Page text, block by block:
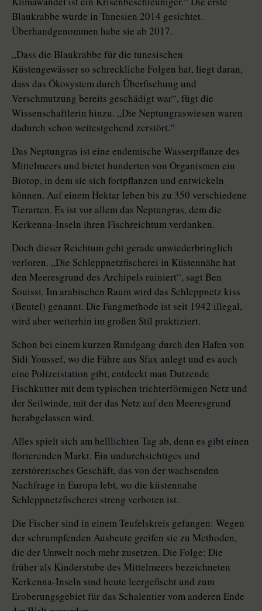
Blaukrabbe wurde in Tunesien 2014 gesichtet.
Überhandgenommen habe sie ab 2017.
„Dass die Blaukrabbe für die tunesischen
Küstengewässer so schreckliche Folgen hat, liegt daran,
dass das Ökosystem durch Überfischung und
Verschmutzung bereits geschädigt war“, fügt die
Wissenschaftlerin hinzu. „Die Nep­tun­graswiesen waren
dadurch schon weitestgehend zerstört.“
Das Neptungras ist eine endemische Wasserpflanze des
Mittelmeers und bietet hunderten von Organismen ein
Biotop, in dem sie sich fortpflanzen und entwickeln
können. Auf einem Hektar leben bis zu 350 verschiedene
Tierarten. Es ist vor allem das Neptungras, dem die
Kerkenna-Inseln ihren Fischreichtum verdanken.
Doch dieser Reichtum geht gerade unwiederbringlich
verloren. „Die Schleppnetzfischerei in Küstennähe hat
den Meeresgrund des Archipels ruiniert“, sagt Ben
Souissi. Im arabischen Raum wird das Schleppnetz kiss
(Beutel) genannt. Die Fangmethode ist seit 1942 illegal,
wird aber weiterhin im großen Stil praktiziert.
Schon bei einem kurzen Rundgang durch den Hafen von
Sidi Youssef, wo die Fähre aus Sfax anlegt und es auch
eine Polizeistation gibt, entdeckt man Dutzende
Fischkutter mit dem typischen trichterförmigen Netz und
der Seilwinde, mit der das Netz auf den Meeresgrund
herabgelassen wird.
Alles spielt sich am helllichten Tag ab, denn es gibt einen
florierenden Markt. Ein undurchsichtiges und
zerstörerisches Geschäft, das von der wachsenden
Nachfrage in Europa lebt, wo die küstennahe
Schleppnetzfischerei streng verboten ist.
Die Fischer sind in einem Teufelskreis gefangen: Wegen
der schrumpfenden Ausbeute greifen sie zu Methoden,
die der Umwelt noch mehr zusetzen. Die Folge: Die
früher als Kinderstube des Mittelmeers bezeichneten
Kerkenna-Inseln sind heute leergefischt und zum
Eroberungsgebiet für das Schalentier vom anderen Ende